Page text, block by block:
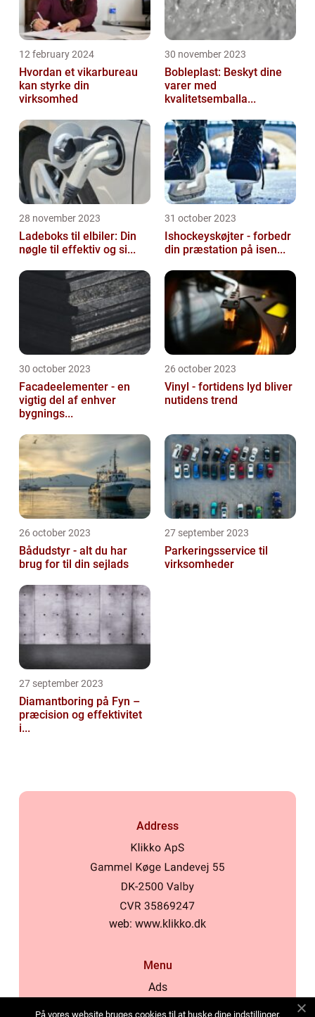
12 february 2024
Hvordan et vikarbureau
kan styrke din
virksomhed
30 november 2023
Bobleplast: Beskyt dine
varer med
kvalitetsemballa...
28 november 2023
Ladeboks til elbiler: Din
nøgle til effektiv og si...
31 october 2023
Ishockeyskøjter - forbedr
din præstation på isen...
30 october 2023
Facadeelementer - en
vigtig del af enhver
bygnings...
26 october 2023
Vinyl - fortidens lyd bliver
nutidens trend
26 october 2023
Bådudstyr - alt du har
brug for til din sejlads
27 september 2023
Parkeringsservice til
virksomheder
27 september 2023
Diamantboring på Fyn –
præcision og effektivitet
i...
Address
web: www.klikko.dk
Menu
Ads
På vores website bruges cookies til at huske dine indstillinger,